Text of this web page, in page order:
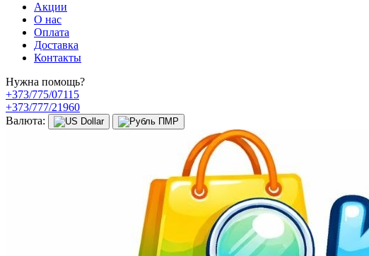
Акции
О нас
Оплата
Доставка
Контакты
Нужна помощь?
+373/775/07115
+373/777/21960
Валюта: